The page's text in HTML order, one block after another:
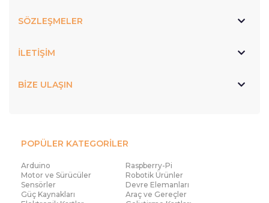
SÖZLEŞMELER
İLETİŞİM
BİZE ULAŞIN
POPÜLER KATEGORİLER
Arduino
Raspberry-Pi
Motor ve Sürücüler
Robotik Ürünler
Sensörler
Devre Elemanları
Güç Kaynakları
Araç ve Gereçler